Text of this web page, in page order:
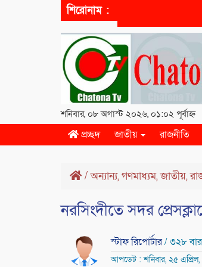
শিরোনাম :
শনিবার, ০৮ অগাস্ট ২০২৬, ০১:০২ পূর্বাহ্ন
প্রচ্ছদ জাতীয় রাজনীতি
/অন্যান্য,গণমাধ্যম,জাতীয়,
নরসিংদীতে সদর
স্টাফ রিপোর্টার/ ৩২৮ বার
আপডেট : শনিবার, ২৫